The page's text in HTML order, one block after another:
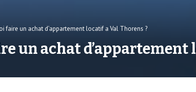
faire un achat d’appartement locatif a Val Thorens ?
un achat d’appartement